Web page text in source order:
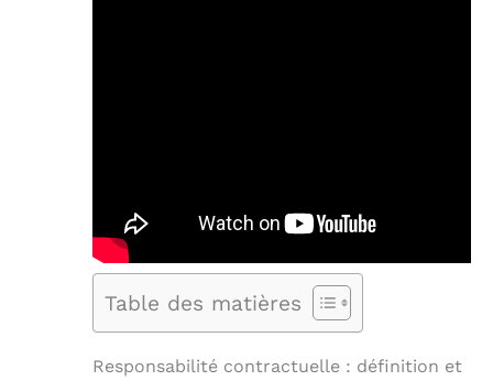
Table des matières
Responsabilité contractuelle : définition et